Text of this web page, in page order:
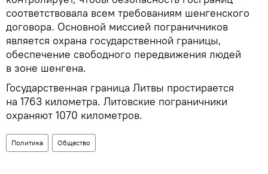
соответствовала всем требованиям шенгенского
договора. Основной миссией пограничников
является охрана государственной границы,
обеспечение свободного передвижения людей
в зоне шенгена.
Государственная граница Литвы простирается
на 1763 километра. Литовские пограничники
охраняют 1070 километров.
Политика Общество